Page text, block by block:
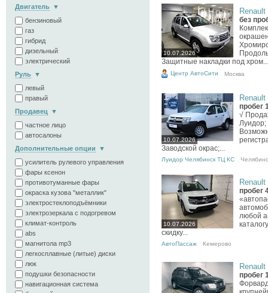
Двигатель
бензиновый
газ
гибрид
дизельный
электрический
Руль
левый
правый
Продавец
частное лицо
автосалоны
Дополнительные опции
усилитель рулевого управления
фары ксенон
противотуманные фары
окраска кузова "металлик"
электростеклоподъёмники
электрозеркала с подогревом
климат-контроль
abs
магнитола mp3
легкосплавные (литые) диски
люк
подушки безопасности
навигационная система
10.07.2026
Renault
без
Защитные накладки под хром...
Центр АвтоСити Москва
10.07.2026
Renault
пробег
√
Луидор;
Заводской окрас;...
Луидор Челябинск ТЦ КС
10.07.2026
Renault
пробег
любой
скидку...
АвтоПассаж Кемерово
Renault
пробег